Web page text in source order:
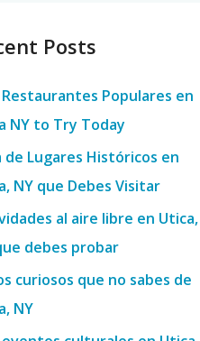
Posts
Populares en
NY to Try Today
de Lugares Históricos en
NY que Debes Visitar
al aire libre en Utica,
debes probar
curiosos que no sabes de
NY